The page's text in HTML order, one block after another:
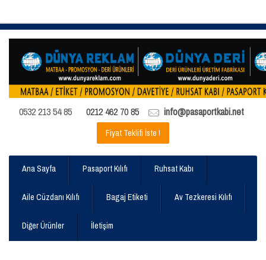
0532 213 54 85 0212 462 70 85 info@pasaportkabi.net
Fiyat Teklifi İste !
Ana Sayfa Pasaport Kılıfı Ruhsat Kabı
Aile Cüzdanı Kılıfı Bagaj Etiketi Av Tezkeresi Kılıfı
Diğer Ürünler İletişim